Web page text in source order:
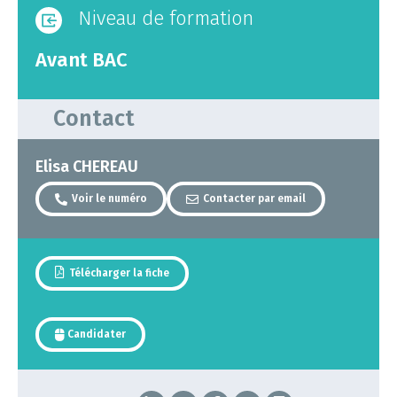
Niveau de formation
Avant BAC
Contact
Elisa CHEREAU
Voir le numéro Contacter par email
Télécharger la fiche
Candidater